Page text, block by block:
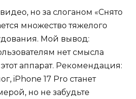
но за слоганом «Снято
множество тяжелого
Мой вывод:
нет смысла
аппарат. Рекомендация:
iPhone 17 Pro станет
но не забудьте